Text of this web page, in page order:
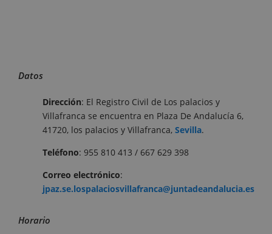
Datos
Dirección: El Registro Civil de Los palacios y
Villafranca se encuentra en Plaza De Andalucía 6,
41720, los palacios y Villafranca, Sevilla.
Teléfono: 955 810 413 / 667 629 398
Correo electrónico:
jpaz.se.lospalaciosvillafranca@juntadeandalucia.es
Horario